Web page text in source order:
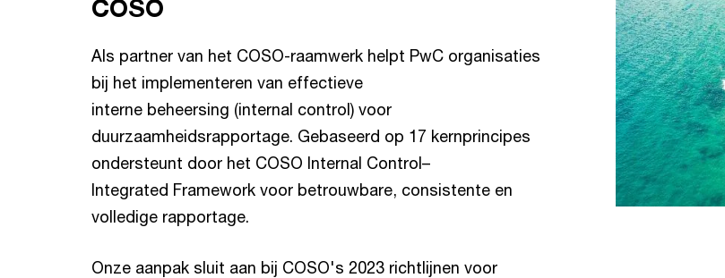
COSO
Als partner van het COSO-raamwerk helpt PwC organisaties
bij het implementeren van effectieve
interne beheersing (internal control) voor
duurzaamheidsrapportage. Gebaseerd op 17 kernprincipes
ondersteunt door het COSO Internal Control–
Integrated Framework voor betrouwbare, consistente en
volledige rapportage.
Onze aanpak sluit aan bij COSO's 2023 richtlijnen voor